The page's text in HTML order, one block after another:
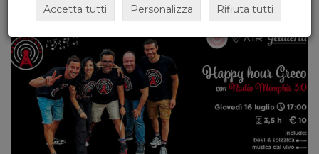
Accetta tutti Personalizza Rifiuta tutti